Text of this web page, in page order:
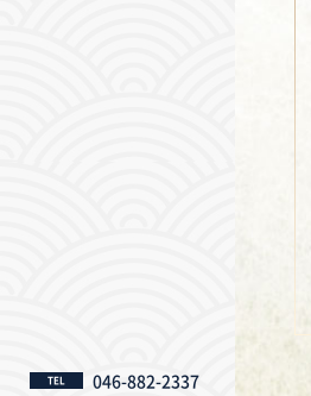
TEL 046-882-2337